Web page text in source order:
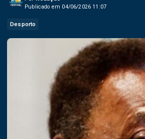
Publicado em 04/06/2026 11:07
Desporto